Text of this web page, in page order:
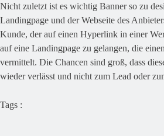
Nicht zuletzt ist es wichtig Banner so zu
Landingpage und der Webseite des
Kunde, der auf einen Hyperlink in einer
auf eine Landingpage zu gelangen, die
vermittelt. Die Chancen sind groß, dass
wieder verlässt und nicht zum Lead oder
Tags :